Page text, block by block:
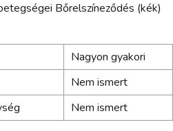
Bőrelszíneződés (kék)
Nagyon gyakori
Nem ismert
Nem ismert